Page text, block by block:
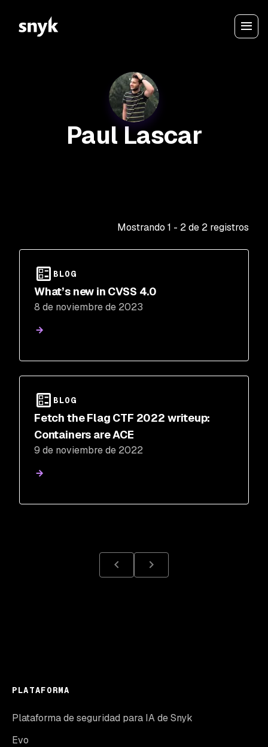
Paul Lascar
Mostrando 1 - 2de 2 registros
BLOG
What’s new in CVSS 4.0
8 de noviembre de 2023
BLOG
Fetch the Flag CTF 2022 writeup:
Containers are ACE
9 de noviembre de 2022
PLATAFORMA
Plataforma de seguridad para IA de Snyk
Evo